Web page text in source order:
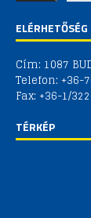
ELÉRHETŐSÉG
Cím: 1087
Telefon: +36-
Fax: +36-1/
TÉRKÉP